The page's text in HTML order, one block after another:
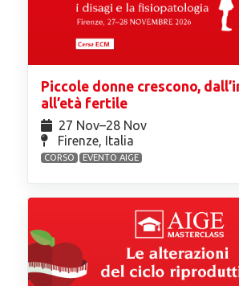
Piccole donne crescono,
all’età fertile
27 Nov⁠–28 Nov
Firenze, Italia
CORSO EVENTO AIGE